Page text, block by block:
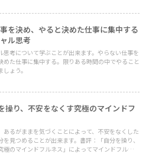
を決め、やると決めた仕事に集中する
ル思考
思考について学ぶことが出来ます。やらない仕事を
めた仕事に集中する。限りある時間の中でやること
ょう。
操り、不安をなくす究極のマインドフ
あるがままを気づくことによって、不安をなくした
を見つめることが出来ます。書評：「自分を操り、
極のマインドフルネス」によってマインドフルネス